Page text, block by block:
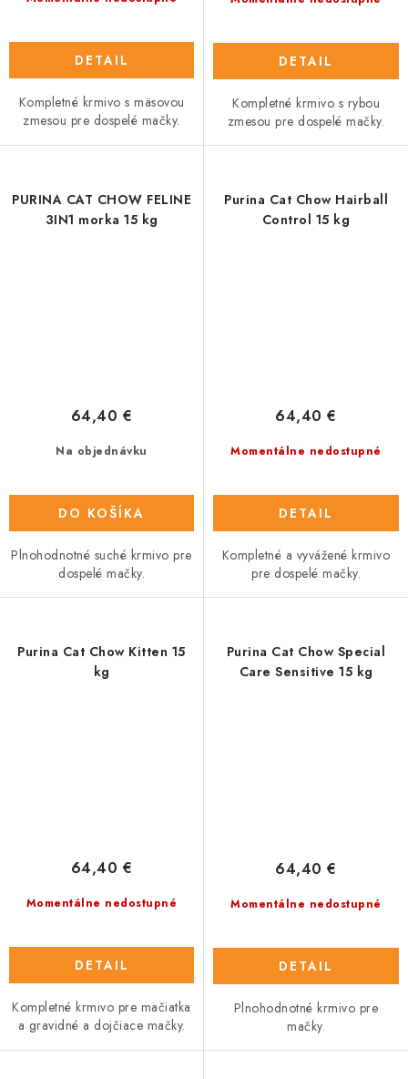
DETAIL
Kompletné krmivo s mäsovou
zmesou pre dospelé mačky.
DETAIL
Kompletné krmivo s rybou
zmesou pre dospelé mačky.
PURINA CAT CHOW FELINE
3IN1 morka 15 kg
Na objednávku
64,40 €
DO KOŠÍKA
Plnohodnotné suché krmivo pre
dospelé mačky.
Purina Cat Chow Hairball
Control 15 kg
Momentálne nedostupné
64,40 €
DETAIL
Kompletné a vyvážené krmivo
pre dospelé mačky.
Purina Cat Chow Kitten 15
kg
Momentálne nedostupné
64,40 €
DETAIL
Kompletné krmivo pre mačiatka
a gravidné a dojčiace mačky.
Purina Cat Chow Special
Care Sensitive 15 kg
Momentálne nedostupné
64,40 €
DETAIL
Plnohodnotné krmivo pre
mačky.